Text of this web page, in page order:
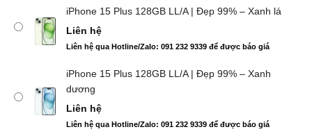
iPhone 15 Plus 128GB LL/A | Đẹp 99% – Xanh lá
Liên hệ
Liên hệ qua Hotline/Zalo: 091 232 9339 để được báo giá
iPhone 15 Plus 128GB LL/A | Đẹp 99% – Xanh
dương
Liên hệ
Liên hệ qua Hotline/Zalo: 091 232 9339 để được báo giá